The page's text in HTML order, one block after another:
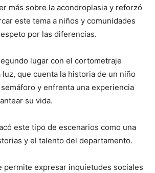
más sobre la acondroplasia y reforzó
este tema a niños y comunidades
por las diferencias.
lugar con el cortometraje
luz, que cuenta la historia de un niño
y enfrenta una experiencia
su vida.
este tipo de escenarios como una
y el talento del departamento.
permite expresar inquietudes sociales